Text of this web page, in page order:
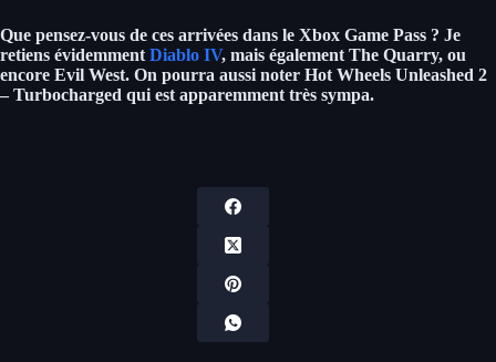
Que pensez-vous de ces arrivées dans le Xbox Game Pass ? Je
retiens évidemment Diablo IV, mais également The Quarry, ou
encore Evil West. On pourra aussi noter Hot Wheels Unleashed 2
– Turbocharged qui est apparemment très sympa.